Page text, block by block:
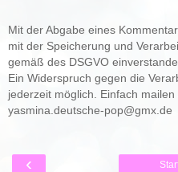
Mit der Abgabe eines
mit der Speicherung und
gemäß des DSGVO
Ein Widerspruch gegen die
jederzeit möglich. Einfach mailen
yasmina.deutsche-pop@gmx.de
‹